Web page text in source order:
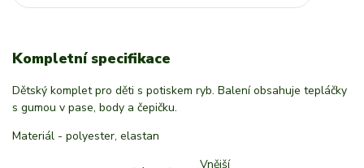
Kompletní specifikace
Dětský komplet pro děti s potiskem ryb. Balení obsahuje tepláčky
s gumou v pase, body a čepičku.
Materiál - polyester, elastan
Vnější